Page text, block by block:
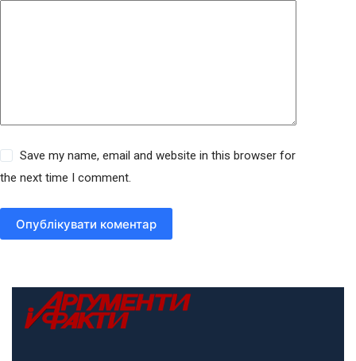
Save my name, email and website in this browser for
the next time I comment.
Опублікувати коментар